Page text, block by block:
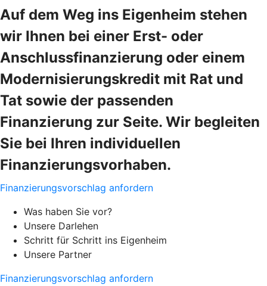
Auf dem Weg ins Eigenheim stehen
wir Ihnen bei einer Erst- oder
Anschlussfinanzierung oder einem
Modernisierungskredit mit Rat und
Tat sowie der passenden
Finanzierung zur Seite. Wir begleiten
Sie bei Ihren individuellen
Finanzierungsvorhaben.
Finanzierungsvorschlag anfordern
Was haben Sie vor?
Unsere Darlehen
Schritt für Schritt ins Eigenheim
Unsere Partner
Finanzierungsvorschlag anfordern